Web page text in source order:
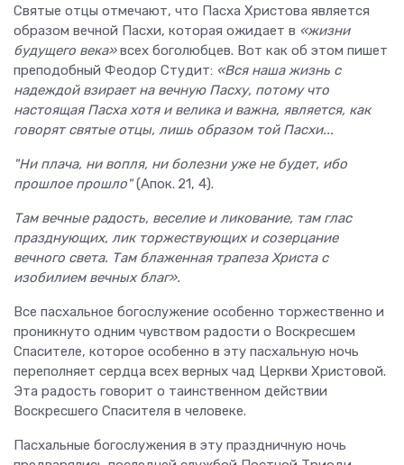
Святые отцы отмечают, что Пасха Христова является
образом вечной Пасхи, которая ожидает в «жизни
будущего века»всех боголюбцев. Вот как об этом пишет
преподобный Феодор Студит: «Вся наша жизнь с
надеждой взирает на вечную Пасху, потому что
настоящая Пасха хотя и велика и важна, является, как
говорят святые отцы, лишь образом той Пасхи...
"Ни плача, ни вопля, ни болезни уже не будет, ибо
прошлое прошло"(Апок. 21, 4).
Там вечные радость, веселие и ликование, там глас
празднующих, лик торжествующих и созерцание
вечного света. Там блаженная трапеза Христа с
изобилием вечных благ».
Все пасхальное богослужение особенно торжественно и
проникнуто одним чувством радости о Воскресшем
Спасителе, которое особенно в эту пасхальную ночь
переполняет сердца всех верных чад Церкви Христовой.
Эта радость говорит о таинственном действии
Воскресшего Спасителя в человеке.
Пасхальные богослужения в эту праздничную ночь